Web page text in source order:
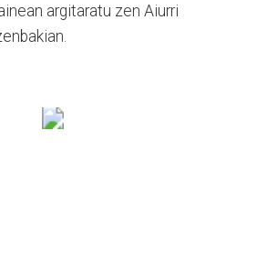
argitaratu zen Aiurri